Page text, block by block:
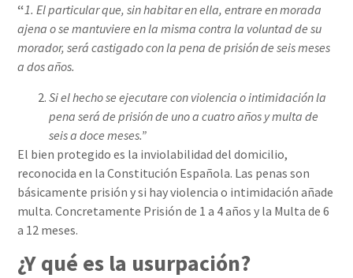
“1. El particular que, sin habitar en ella, entrare en morada
ajena o se mantuviere en la misma contra la voluntad de su
morador, será castigado con la pena de prisión de seis meses
a dos años.
Si el hecho se ejecutare con violencia o intimidación la
pena será de prisión de uno a cuatro años y multa de
seis a doce meses.”
El bien protegido es la inviolabilidad del domicilio,
reconocida en la Constitución Española. Las penas son
básicamente prisión y si hay violencia o intimidación añade
multa. Concretamente Prisión de 1 a 4 años y la Multa de 6
a 12 meses.
¿Y qué es la usurpación?